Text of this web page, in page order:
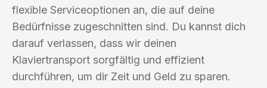
flexible Serviceoptionen an, die auf deine
Bedürfnisse zugeschnitten sind. Du kannst dich
darauf verlassen, dass wir deinen
Klaviertransport sorgfältig und effizient
durchführen, um dir Zeit und Geld zu sparen.